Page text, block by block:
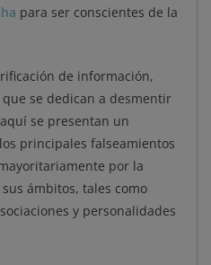
para ser conscientes de la
de información,
que se dedican a desmentir
se presentan un
principales falseamientos
por la
ámbitos, tales como
y personalidades